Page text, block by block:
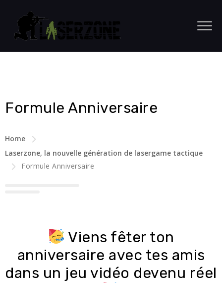
Formule Anniversaire
Home
Laserzone, la nouvelle génération de lasergame tactique
Formule Anniversaire
Viens fêter ton
anniversaire avec tes amis
dans un jeu vidéo devenu réel